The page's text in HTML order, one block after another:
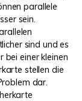
parallele
sein.
sind und es
bei einer kleinen
stellen die
dar.